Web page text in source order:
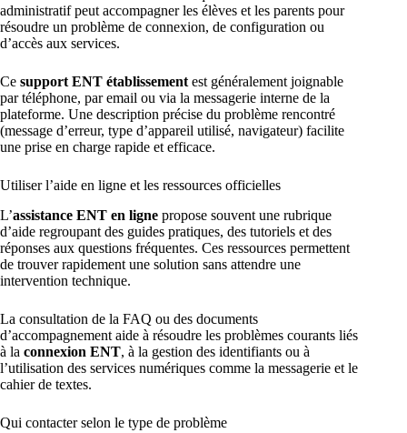
administratif peut accompagner les élèves et les parents pour
résoudre un problème de connexion, de configuration ou
d’accès aux services.
Ce support ENT établissement est généralement joignable
par téléphone, par email ou via la messagerie interne de la
plateforme. Une description précise du problème rencontré
(message d’erreur, type d’appareil utilisé, navigateur) facilite
une prise en charge rapide et efficace.
Utiliser l’aide en ligne et les ressources officielles
L’assistance ENT en ligne propose souvent une rubrique
d’aide regroupant des guides pratiques, des tutoriels et des
réponses aux questions fréquentes. Ces ressources permettent
de trouver rapidement une solution sans attendre une
intervention technique.
La consultation de la FAQ ou des documents
d’accompagnement aide à résoudre les problèmes courants liés
à la connexion ENT, à la gestion des identifiants ou à
l’utilisation des services numériques comme la messagerie et le
cahier de textes.
Qui contacter selon le type de problème